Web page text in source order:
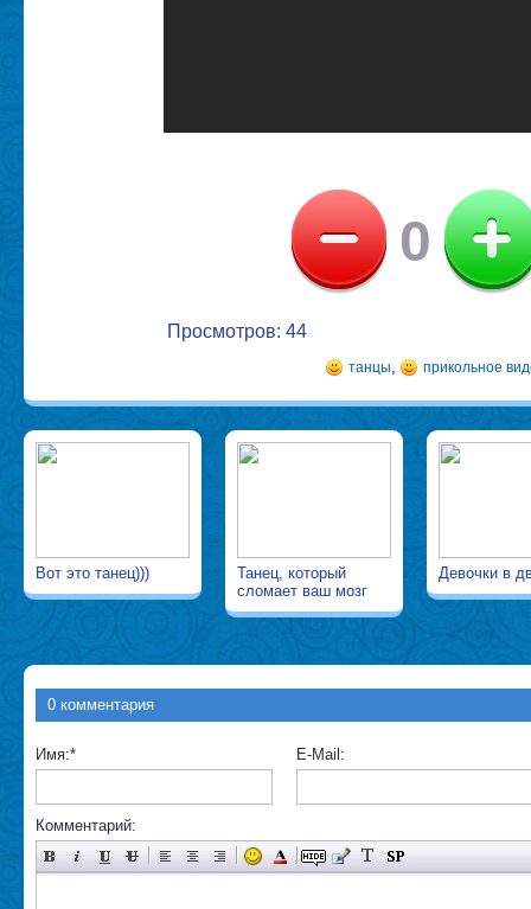
0
Просмотров: 44
танцы, прикольное
Вот это танец)))
Танец, который
сломает ваш мозг
Девочки в
0 комментария
Имя:* E-Mail:
Комментарий: